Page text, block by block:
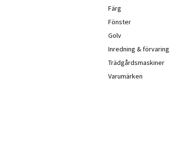
Färg
Fönster
Golv
Inredning & förvaring
Trädgårdsmaskiner
Varumärken